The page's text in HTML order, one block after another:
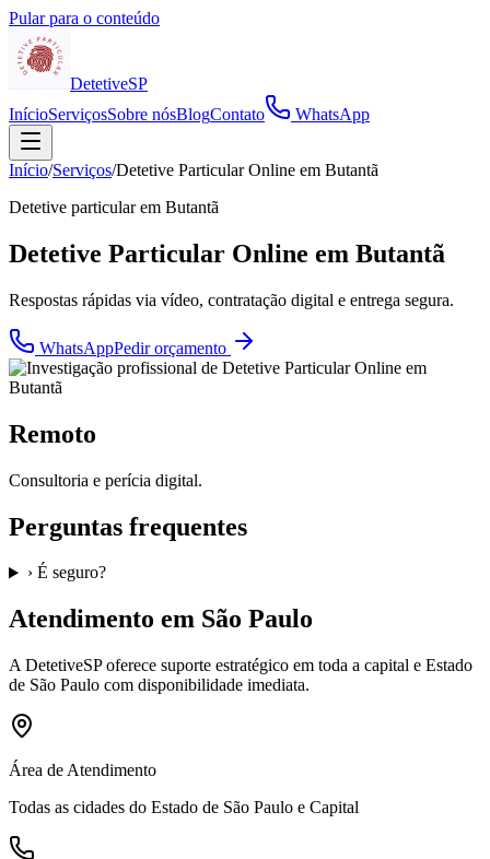
Pular para o conteúdo
DetetiveSP
InícioServiçosSobre nósBlogContato WhatsApp
Início/Serviços/Detetive Particular Online em Butantã
Detetive particular em Butantã
Detetive Particular Online em Butantã
Respostas rápidas via vídeo, contratação digital e entrega segura.
WhatsAppPedir orçamento
Remoto
Consultoria e perícia digital.
Perguntas frequentes
› É seguro?
Atendimento em São Paulo
A DetetiveSPoferece suporte estratégico em toda a capital e Estado
de São Paulo com disponibilidade imediata.
Área de Atendimento
Todas as cidades do Estado de São Paulo e Capital